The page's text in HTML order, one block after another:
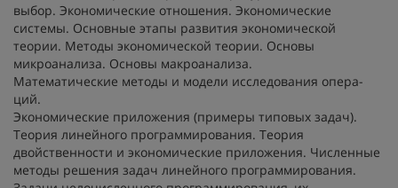
выбор. Экономические отношения. Экономические
системы. Основные этапы развития экономической
теории. Методы экономической теории. Основы
микроанализа. Основы макроанализа.
Математические методы и модели исследования опера-
ций.
Экономические приложения (примеры типовых задач).
Теория линейного программирования. Теория
двойственности и экономические приложения. Численные
методы решения задач линейного программирования.